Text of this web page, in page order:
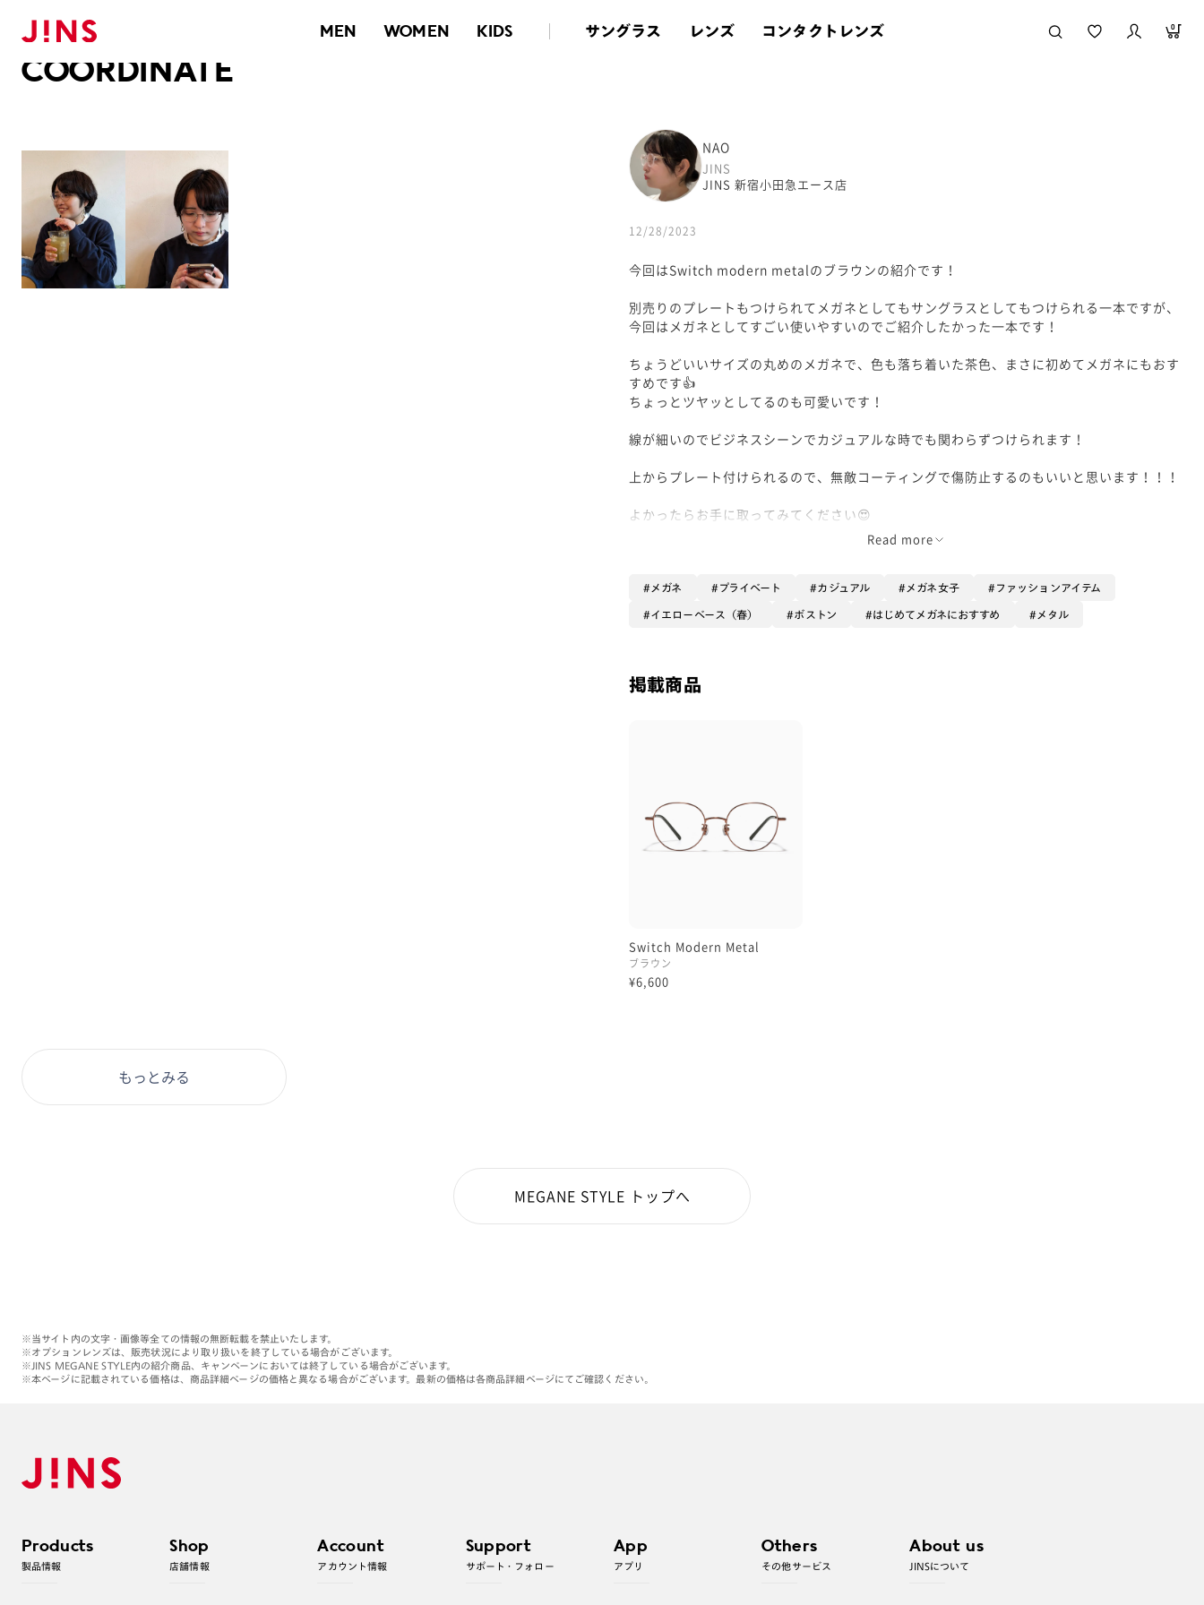
MEN WOMEN KIDS サングラス レンズ コンタクトレンズ 0
メガネのJINS TOP
COORDINATE
NAO
JINS
JINS 新宿小田急エース店
12/28/2023
今回はSwitch modern metalのブラウンの紹介です！
別売りのプレートもつけられてメガネとしてもサングラスとしてもつけられる一本ですが、
今回はメガネとしてすごい使いやすいのでご紹介したかった一本です！
ちょうどいいサイズの丸めのメガネで、色も落ち着いた茶色、まさに初めてメガネにもおす
すめです👍
ちょっとツヤッとしてるのも可愛いです！
線が細いのでビジネスシーンでカジュアルな時でも関わらずつけられます！
上からプレート付けられるので、無敵コーティングで傷防止するのもいいと思います！！！
よかったらお手に取ってみてください😍
Read more
メガネ プライベート カジュアル メガネ女子 ファッションアイテム
イエローベース（春） ボストン はじめてメガネにおすすめ メタル
掲載商品
Switch Modern Metal
ブラウン
¥6,600
もっとみる
MEGANE STYLE トップへ
※当サイト内の文字・画像等全ての情報の無断転載を禁止いたします。
※オプションレンズは、販売状況により取り扱いを終了している場合がございます。
※JINS MEGANE STYLE内の紹介商品、キャンペーンにおいては終了している場合がございます。
※本ページに記載されている価格は、商品詳細ページの価格と異なる場合がございます。最新の価格は各商品詳細ページにてご確認ください。
Products
製品情報
Shop
店舗情報
Account
アカウント情報
Support
サポート・フォロー
App
アプリ
Others
その他サービス
About us
JINSについて